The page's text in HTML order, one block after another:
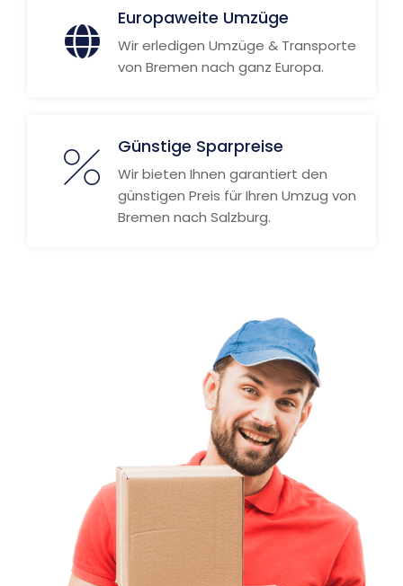
Europaweite Umzüge
Wir erledigen Umzüge & Transporte
von Bremen nach ganz Europa.
Günstige Sparpreise
Wir bieten Ihnen garantiert den
günstigen Preis für Ihren Umzug von
Bremen nach Salzburg.